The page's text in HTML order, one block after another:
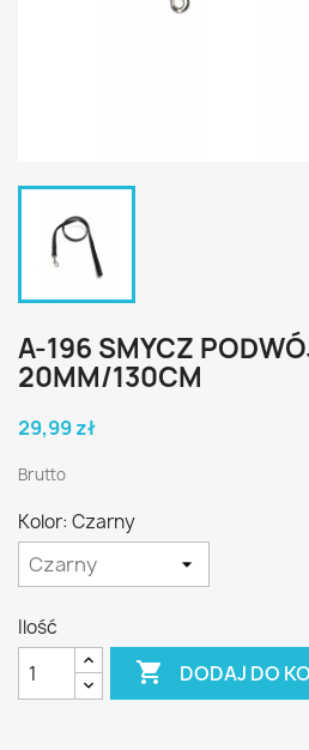
A-196 SMYCZ
20MM/130CM
29,99 zł
Brutto
Kolor: Czarny
Ilość
 DODAJ DO